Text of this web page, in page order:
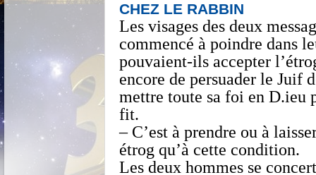
CHEZ LE RABBIN
Les visages des deux
commencé à poindre dans
pouvaient-ils accepter
encore de persuader le Juif
mettre toute sa foi en D.ieu
fit.
– C’est à prendre ou à
étrog qu’à cette condition.
Les deux hommes se